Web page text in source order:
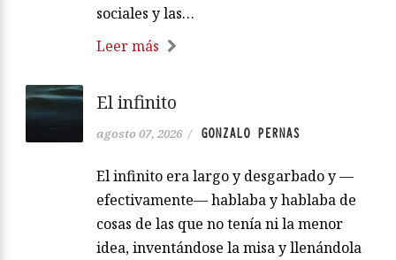
sociales y las…
Leer más
El infinito
agosto 07, 2026 / GONZALO PERNAS
El infinito era largo y desgarbado y —
efectivamente— hablaba y hablaba de
cosas de las que no tenía ni la menor
idea, inventándose la misa y llenándola